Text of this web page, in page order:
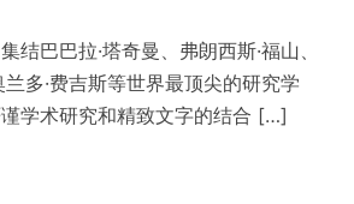
结巴巴拉·塔奇曼、弗朗西斯·福山、
兰多·费吉斯等世界最顶尖的研究学
学术研究和精致文字的结合 […]